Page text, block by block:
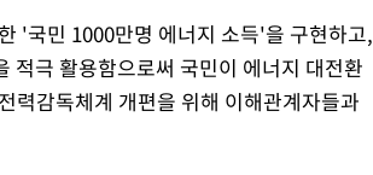
'국민 1000만명 에너지 소득'을 구현하고,
적극 활용함으로써 국민이 에너지 대전환
력감독체계 개편을 위해 이해관계자들과